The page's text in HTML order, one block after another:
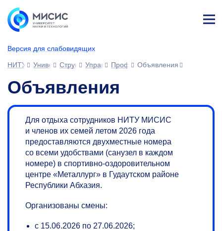
Версия для слабовидящих
ине
НИТУ МИСИСУниверситетСтруктура университета
УправленияПрофком сотрудников
Объявления
Объявления
Для отдыха сотрудников НИТУ МИСИС
и членов их семей летом 2026 года
предоставляются двухместные номера
со всеми удобствами (санузел в каждом
номере) в спортивно-оздоровительном
центре «Металлург» в Гудаутском районе
Республики Абхазия.
Организованы смены:
с 15.06.2026 по 27.06.2026;